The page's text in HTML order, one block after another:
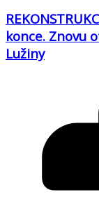
konce. Znovu
Lužiny